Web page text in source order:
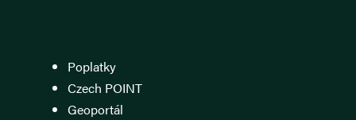
Poplatky
Czech POINT
Geoportál